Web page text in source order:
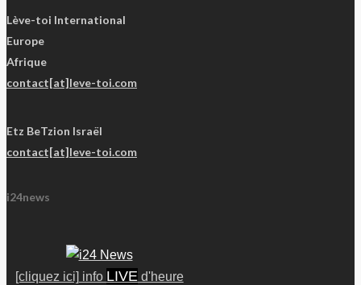
Lève-toi International
Europe
Afrique
contact[at]leve-toi.com
Etz BeTzion Israël
contact[at]leve-toi.com
i24news
[cliquez ici] info LIVE d'heure